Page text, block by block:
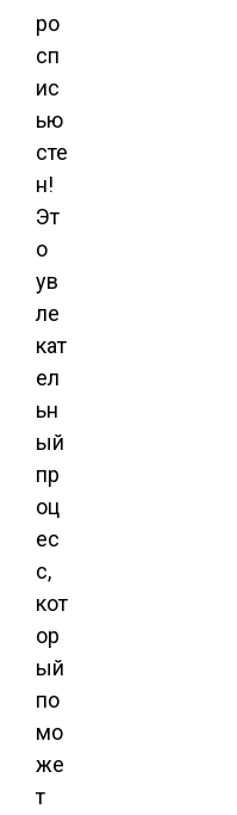
ро
сп
ис
ью
сте
н!
Эт
о
ув
ле
кат
ел
ьн
ый
пр
оц
ес
с,
кот
ор
ый
по
мо
же
т